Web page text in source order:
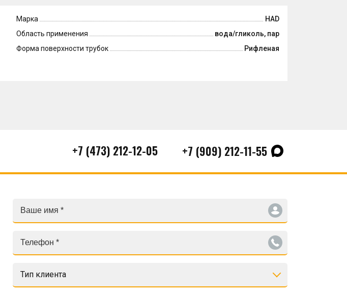
Марка
HAD
Область применения
вода/гликоль, пар
Форма поверхности трубок
Рифленая
+7 (473) 212-12-05 +7 (909) 212-11-55
Тип клиента